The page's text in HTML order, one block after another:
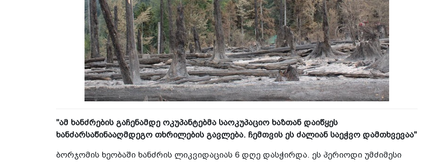
"ამ ხანძრების გაჩენამდე ოკუპანტებმა საოკუპაციო ხაზთან დაიწყეს
ხანძარსაწინააღმდეგო თხრილების გავლება. ჩემთვის ეს ძალიან საეჭვო დამთხვევაა"
ბორჯომის ხეობაში ხანძრის ლიკვიდაციას 6 დღე დასჭირდა. ეს პერიოდი უმძიმესი